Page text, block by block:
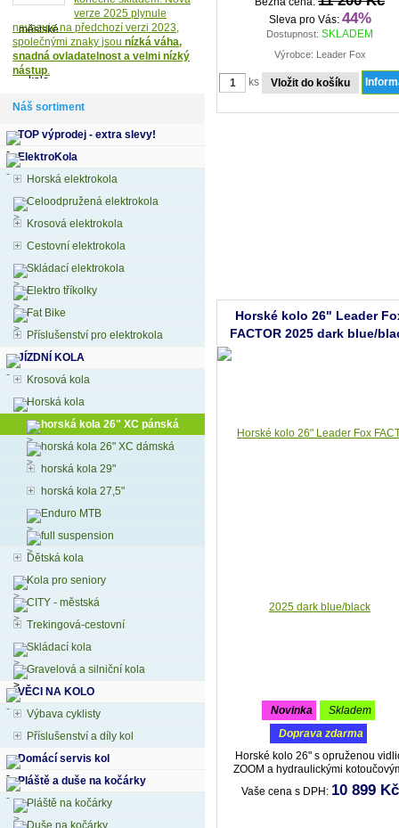
nástupcem úspěšného modelu
Man
Sleva pro Vás: 44%
Dostupnost:SKLADEM
Výrobce: Leader Fox
ks
Horské kolo 26" Leader
FACTOR 2025 dark blue/
novinka
skladem
doprava zdarma
Horské kolo 26" s opruženou
ZOOM a hydraulickými
brzdami. Doporučujeme pro
terén.
Vaše cena s DPH: 10 899 Kč
verze 2025 plynule
navazuje na předchozí verzi 2023,
společnými znaky jsou nízká váha,
snadná ovladatelnost a velmi nízký
nástup.
Náš sortiment
TOP výprodej - extra slevy!
ElektroKola
Horská elektrokola
Celoodpružená elektrokola
Krosová elektrokola
Cestovní elektrokola
Skládací elektrokola
Elektro tříkolky
Fat Bike
Příslušenství pro elektrokola
JÍZDNÍ KOLA
Krosová kola
Horská kola
horská kola 26" XC pánská
horská kola 26" XC dámská
horská kola 29"
horská kola 27,5"
Enduro MTB
full suspension
Dětská kola
Kola pro seniory
CITY - městská
Trekingová-cestovní
Skládací kola
Gravelová a silniční kola
VĚCI NA KOLO
Výbava cyklisty
Příslušenství a díly kol
Domácí servis kol
Pláště a duše na kočárky
Pláště na kočárky
Duše na kočárky